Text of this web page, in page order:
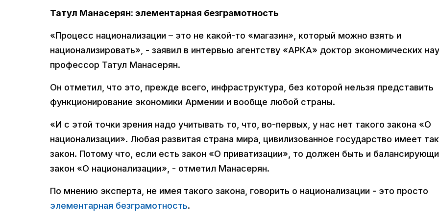
Татул Манасерян: элементарная безграмотность
«Процесс национализации – это не какой-то «магазин», который можно взять и
национализировать», - заявил в интервью агентству «АРКА» доктор экономических
профессор Татул Манасерян.
Он отметил, что это, прежде всего, инфраструктура, без которой нельзя представить
функционирование экономики Армении и вообще любой страны.
«И с этой точки зрения надо учитывать то, что, во-первых, у нас нет такого закона «О
национализации». Любая развитая страна мира, цивилизованное государство имеет
закон. Потому что, если есть закон «О приватизации», то должен быть и
закон «О национализации», - отметил Манасерян.
По мнению эксперта, не имея такого закона, говорить о национализации - это просто
элементарная безграмотность.